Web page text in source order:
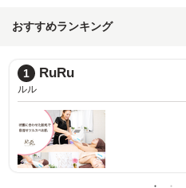
おすすめランキング
1 RuRu
ルル